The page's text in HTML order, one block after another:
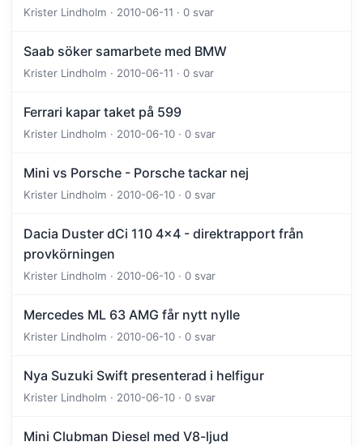
Krister Lindholm · 2010-06-11 · 0 svar
Saab söker samarbete med BMW
Krister Lindholm · 2010-06-11 · 0 svar
Ferrari kapar taket på 599
Krister Lindholm · 2010-06-10 · 0 svar
Mini vs Porsche - Porsche tackar nej
Krister Lindholm · 2010-06-10 · 0 svar
Dacia Duster dCi 110 4x4 - direktrapport från
provkörningen
Krister Lindholm · 2010-06-10 · 0 svar
Mercedes ML 63 AMG får nytt nylle
Krister Lindholm · 2010-06-10 · 0 svar
Nya Suzuki Swift presenterad i helfigur
Krister Lindholm · 2010-06-10 · 0 svar
Mini Clubman Diesel med V8-ljud